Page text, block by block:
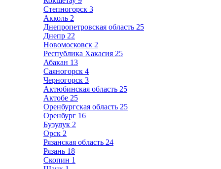
Степногорск 3
Акколь 2
Днепропетровская область 25
Днепр 22
Новомосковск 2
Республика Хакасия 25
Абакан 13
Саяногорск 4
Черногорск 3
Актюбинская область 25
Актобе 25
Оренбургская область 25
Оренбург 16
Бузулук 2
Орск 2
Рязанская область 24
Рязань 18
Скопин 1